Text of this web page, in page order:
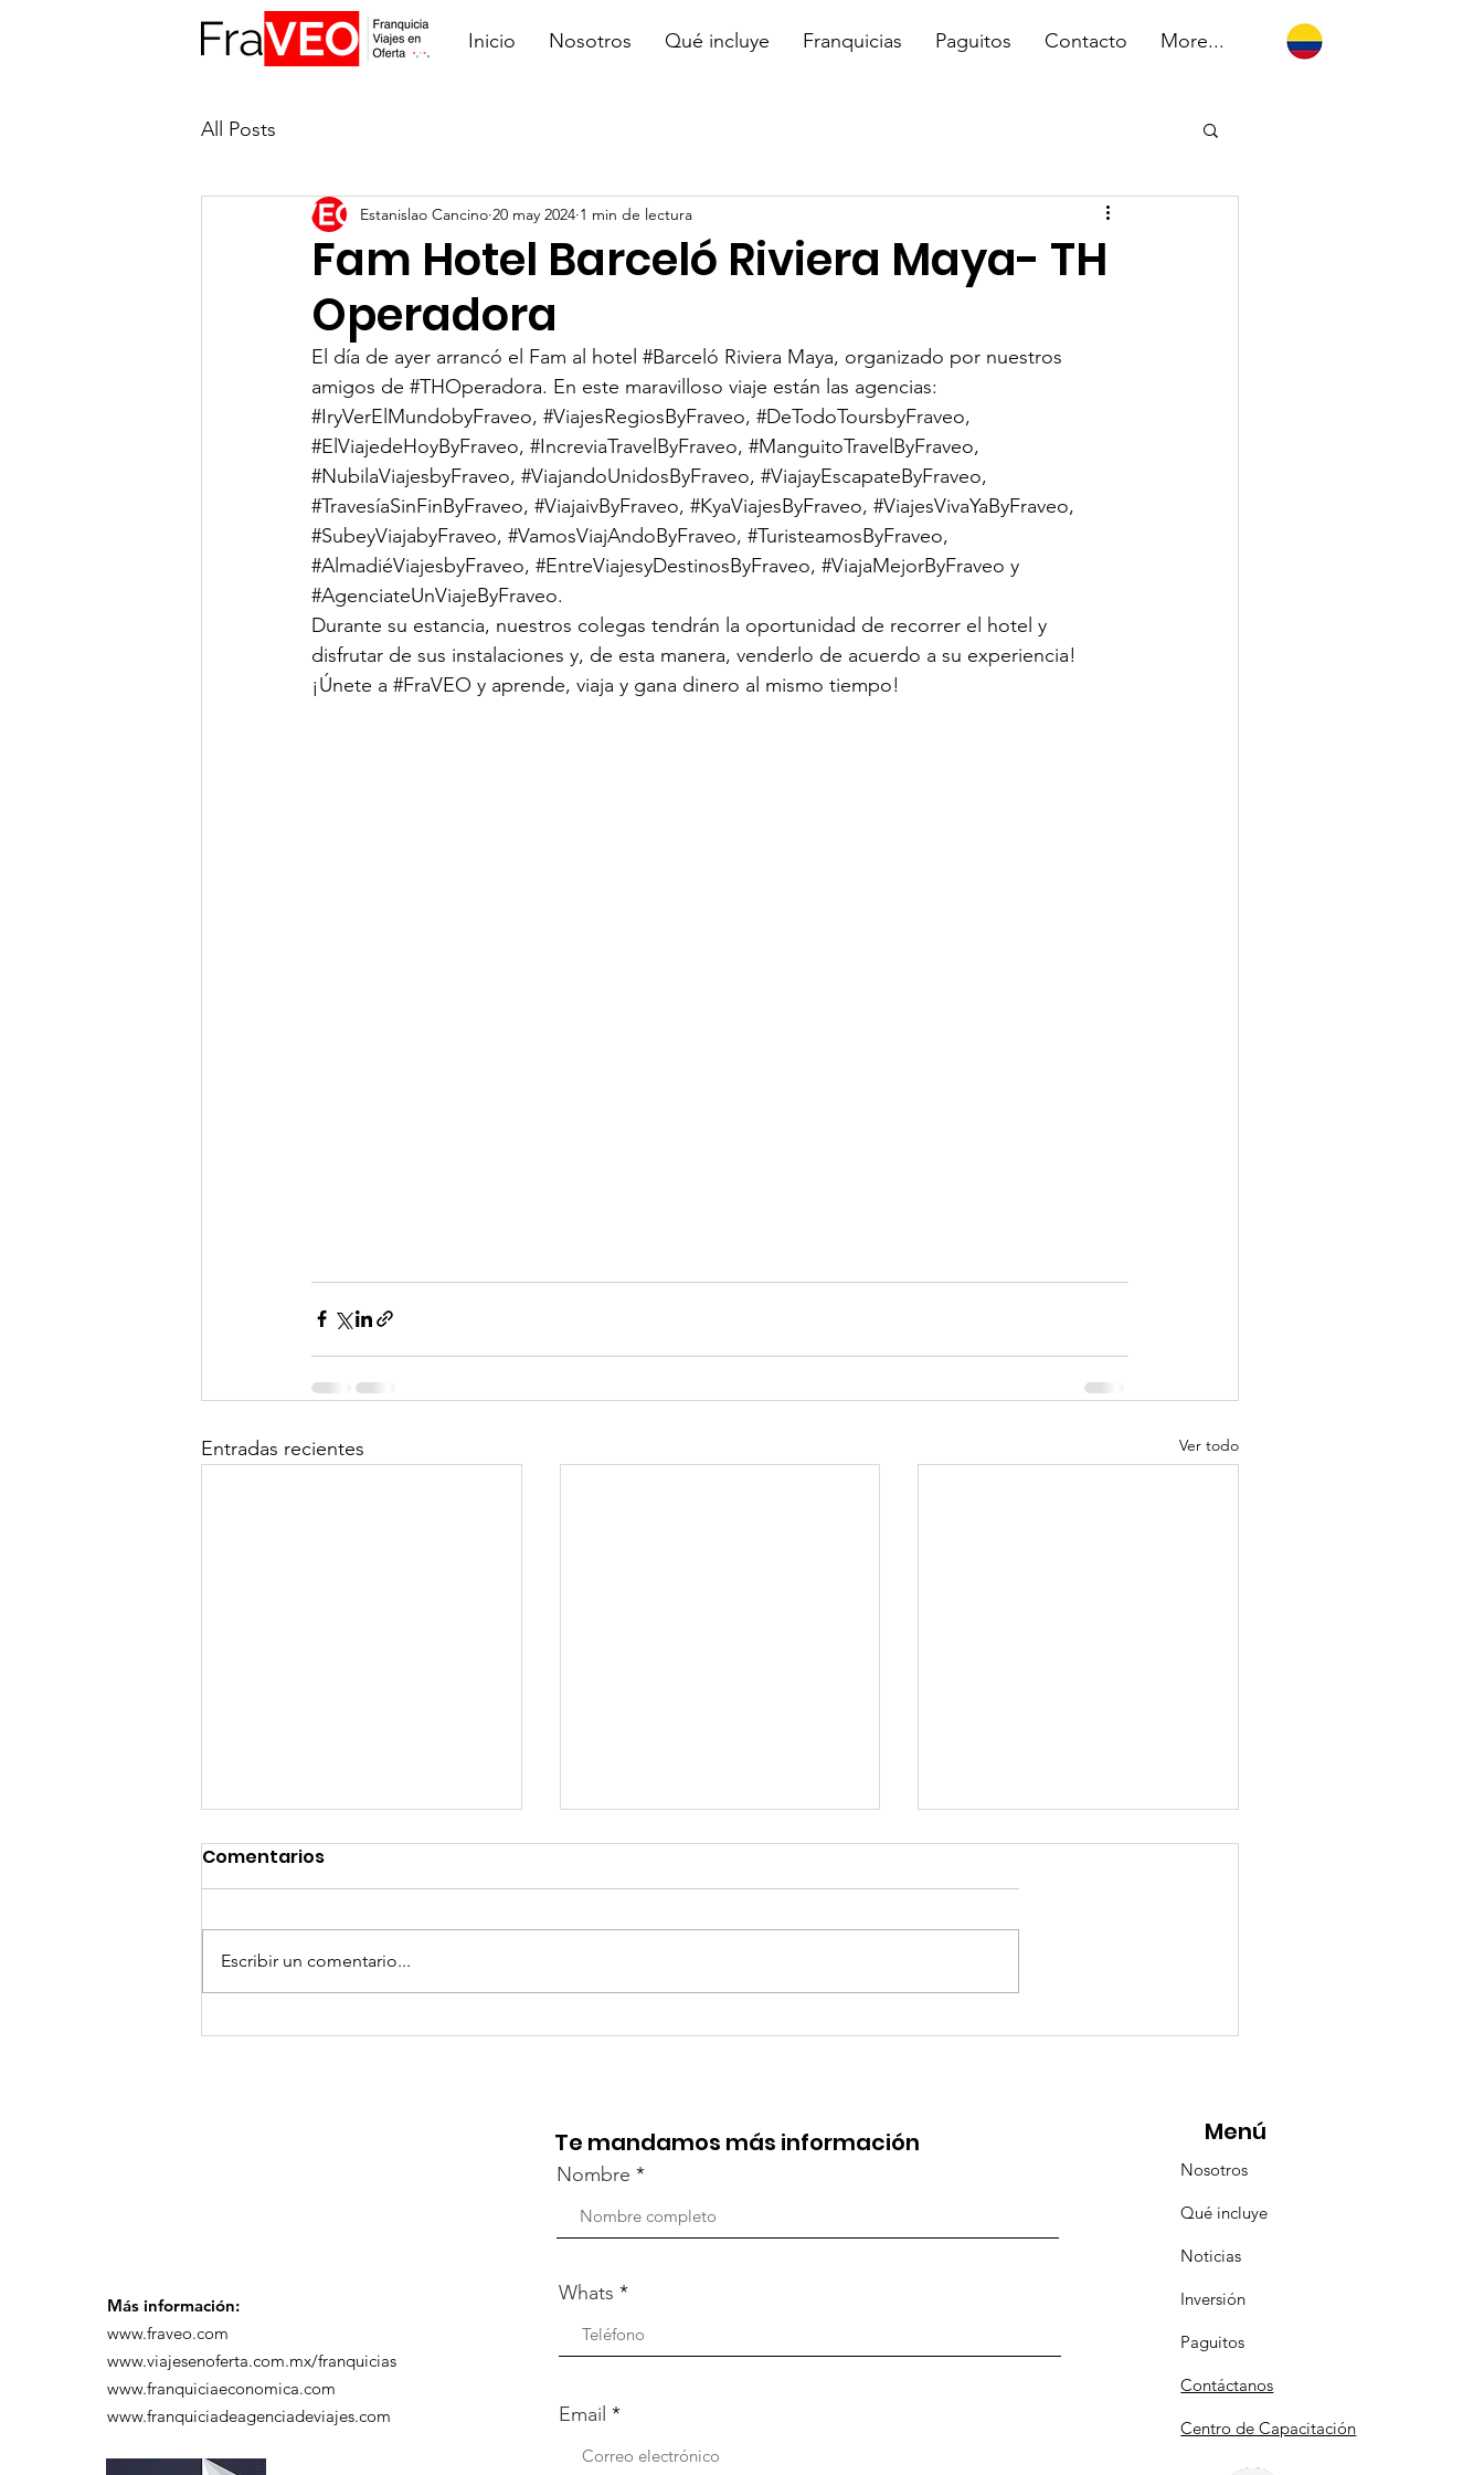
Inicio Nosotros Qué incluye Franquicias Paguitos Contacto More...
All Posts
Fam Hotel Barceló Riviera Maya- TH
Operadora
Estanislao Cancino 20 may 2024 1 min de lectura
El día de ayer arrancó el Fam al hotel #Barceló Riviera Maya, organizado por nuestros
amigos de #THOperadora. En este maravilloso viaje están las agencias:
#IryVerElMundobyFraveo, #ViajesRegiosByFraveo, #DeTodoToursbyFraveo,
#ElViajedeHoyByFraveo, #IncreviaTravelByFraveo, #ManguitoTravelByFraveo,
#NubilaViajesbyFraveo, #ViajandoUnidosByFraveo, #ViajayEscapateByFraveo,
#TravesíaSinFinByFraveo, #ViajaivByFraveo, #KyaViajesByFraveo, #ViajesVivaYaByFraveo,
#SubeyViajabyFraveo, #VamosViajAndoByFraveo, #TuristeamosByFraveo,
#AlmadiéViajesbyFraveo, #EntreViajesyDestinosByFraveo, #ViajaMejorByFraveo y
#AgenciateUnViajeByFraveo.
Durante su estancia, nuestros colegas tendrán la oportunidad de recorrer el hotel y
disfrutar de sus instalaciones y, de esta manera, venderlo de acuerdo a su experiencia!
¡Únete a #FraVEO y aprende, viaja y gana dinero al mismo tiempo!
Entradas recientes Ver todo
GoMapTravelByFraveo
TourTravelynByFraveo
ViveMásViajandoByFraveo
Comentarios
Escribir un comentario...
Más información:
www.fraveo.com
www.viajesenoferta.com.mx/franquicias
www.franquiciaeconomica.com
www.franquiciadeagenciadeviajes.com
Te mandamos más información
Nombre
Whats
Email
Menú
Nosotros
Qué incluye
Noticias
Inversión
Paguitos
Contáctanos
Centro de Capacitación